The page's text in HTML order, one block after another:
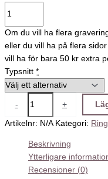
Om du vill ha flera
eller du vill ha på flera
vill ha för bara 50 kr extra
Typsnitt *
- +
Artikelnr: N/A Kategori:
Beskrivning
Ytterligare
Recensioner (0)